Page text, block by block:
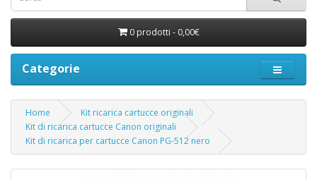
0 prodotti - 0,00€
Categorie
Home
Kit ricarica cartucce originali
Kit di ricarica cartucce Canon originali
Kit di ricarica per cartucce Canon PG-512 nero